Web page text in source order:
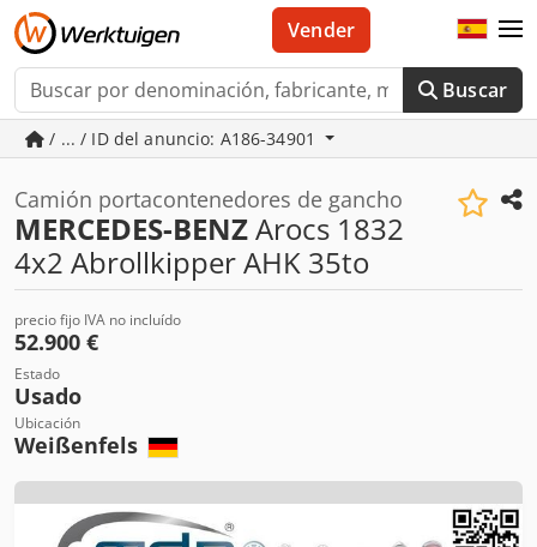
Buscar
Vender
/ ... / ID del anuncio: A186-34901
Camión portacontenedores de gancho
MERCEDES-BENZArocs 1832
4x2 Abrollkipper AHK 35to
precio fijo IVA no incluído
52.900 €
Estado
Usado
Ubicación
Weißenfels